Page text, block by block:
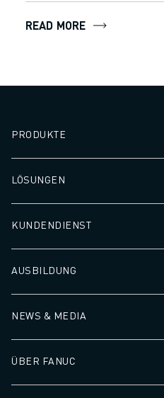
FANUC IN EUROPA
KARRIERE
KONTAKT
KONTAKT
STANDORTE
READ MORE
PRODUKTE
LÖSUNGEN
KUNDENDIENST
AUSBILDUNG
NEWS & MEDIA
ÜBER FANUC